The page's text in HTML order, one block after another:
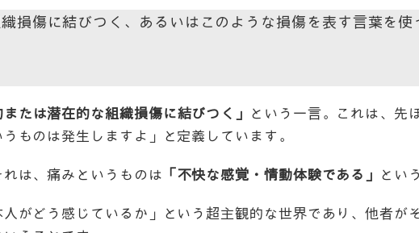
損傷に結びつく、あるいはこのような損傷を表す言葉を使
または潜在的な組織損傷に結びつく」
という一言。これは、先
ものは発生しますよ」と定義しています。
は、痛みというものは 「不快な感覚・情動体験である」 とい
がどう感じているか」という超主観的な世界であり、他者が